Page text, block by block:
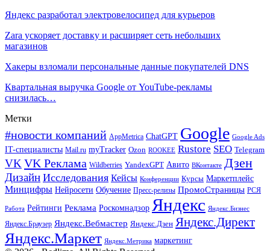
Яндекс разработал электровелосипед для курьеров
Zara ускоряет доставку и расширяет сеть небольших
магазинов
Хакеры взломали персональные данные покупателей DNS
Квартальная выручка Google от YouTube-рекламы
снизилась…
Метки
#новости компаний AppMetrica ChatGPT Google Google Ads
IT-специалисты Mail.ru myTracker Ozon ROOKEE Rustore SEO Telegram
VK VK Реклама Wildberries YandexGPT Авито ВКонтакте Дзен
Дизайн Исследования Кейсы Конференции Курсы Маркетплейс
Минцифры Нейросети Обучение Пресс-релизы ПромоСтраницы РСЯ
Работа Рейтинги Реклама Роскомнадзор Яндекс Яндекс.Бизнес
Яндекс.Браузер Яндекс.Вебмастер Яндекс.Дзен Яндекс.Директ
Яндекс.Маркет Яндекс.Метрика маркетинг